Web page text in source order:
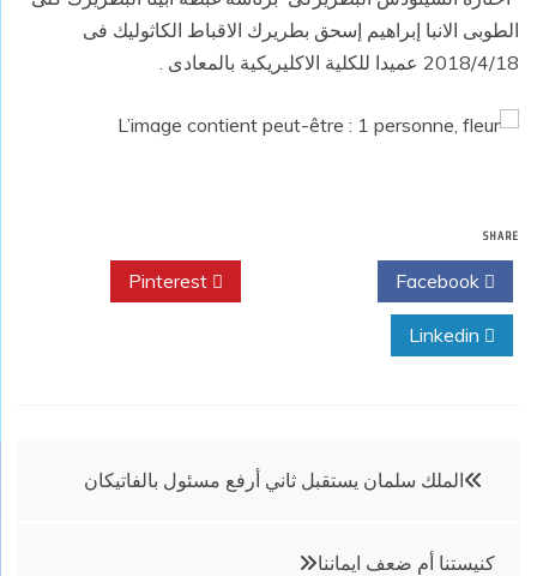
الطوبى الانبا إبراهيم إسحق بطريرك الاقباط الكاثوليك فى
2018/4/18 عميدا للكلية الاكليريكية بالمعادى .
SHARE
تصفّح
المقالات
الملك سلمان يستقبل ثاني أرفع مسئول بالفاتيكان
كنيستنا أم ضعف ايماننا